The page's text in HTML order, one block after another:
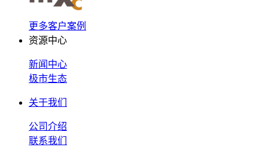
更多客户案例
资源中心
新闻中心
极市生态
关于我们
公司介绍
联系我们